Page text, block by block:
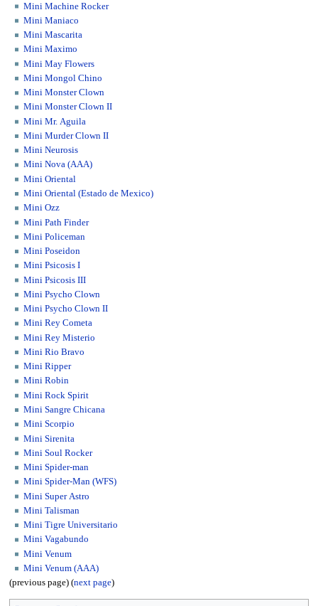
Mini Machine Rocker
Mini Maniaco
Mini Mascarita
Mini Maximo
Mini May Flowers
Mini Mongol Chino
Mini Monster Clown
Mini Monster Clown II
Mini Mr. Aguila
Mini Murder Clown II
Mini Neurosis
Mini Nova (AAA)
Mini Oriental
Mini Oriental (Estado de Mexico)
Mini Ozz
Mini Path Finder
Mini Policeman
Mini Poseidon
Mini Psicosis I
Mini Psicosis III
Mini Psycho Clown
Mini Psycho Clown II
Mini Rey Cometa
Mini Rey Misterio
Mini Rio Bravo
Mini Ripper
Mini Robin
Mini Rock Spirit
Mini Sangre Chicana
Mini Scorpio
Mini Sirenita
Mini Soul Rocker
Mini Spider-man
Mini Spider-Man (WFS)
Mini Super Astro
Mini Talisman
Mini Tigre Universitario
Mini Vagabundo
Mini Venum
Mini Venum (AAA)
(previous page) (next page)